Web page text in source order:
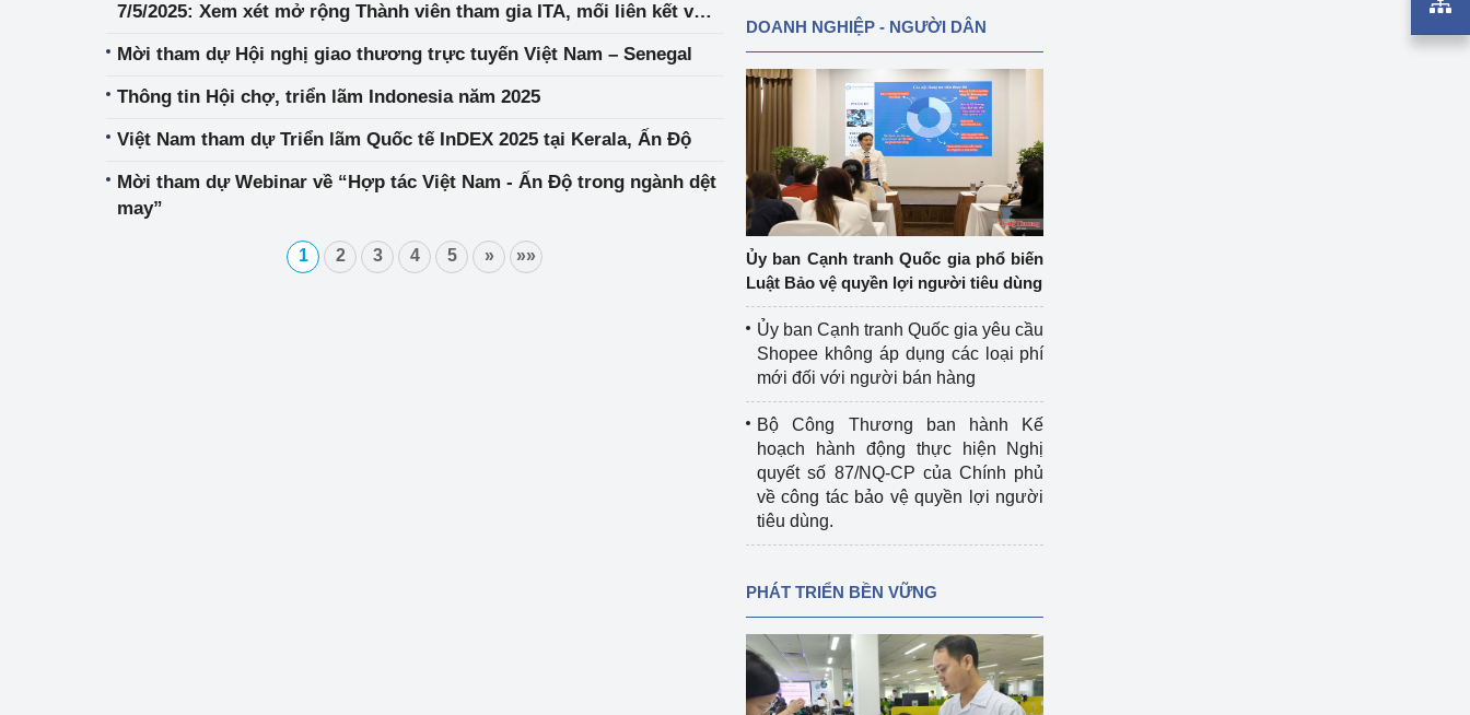
7/5/2025: Xem xét mở rộng Thành viên tham gia ITA, mối liên kết với
Mời tham dự Hội nghị giao thương trực tuyến Việt Nam – Senegal
Thông tin Hội chợ, triển lãm Indonesia năm 2025
Việt Nam tham dự Triển lãm Quốc tế InDEX 2025 tại Kerala, Ấn Độ
Mời tham dự Webinar về “Hợp tác Việt Nam - Ấn Độ trong ngành dệt
may”
1 2 3 4 5 » »»
DOANH NGHIỆP - NGƯỜI DÂN
Ủy ban Cạnh tranh Quốc gia phổ biến
Luật Bảo vệ quyền lợi người tiêu dùng
Ủy ban Cạnh tranh Quốc gia yêu cầu
Shopee không áp dụng các loại phí
mới đối với người bán hàng
Bộ Công Thương ban hành Kế
hoạch hành động thực hiện Nghị
quyết số 87/NQ-CP của Chính phủ
về công tác bảo vệ quyền lợi người
tiêu dùng.
PHÁT TRIỂN BỀN VỮNG